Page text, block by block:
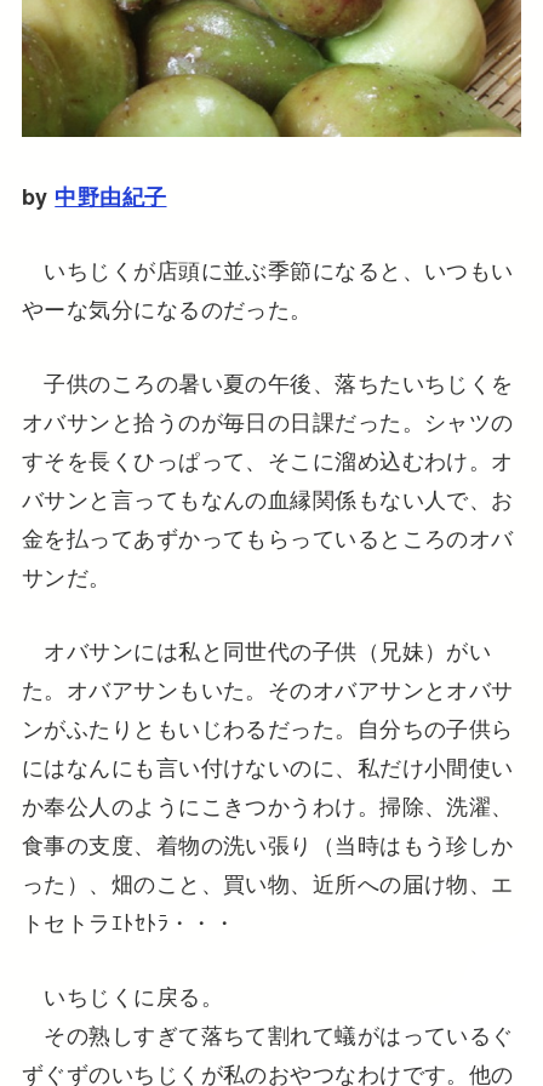
by 中野由紀子
いちじくが店頭に並ぶ季節になると、いつもい
やーな気分になるのだった。
子供のころの暑い夏の午後、落ちたいちじくを
オバサンと拾うのが毎日の日課だった。シャツの
すそを長くひっぱって、そこに溜め込むわけ。オ
バサンと言ってもなんの血縁関係もない人で、お
金を払ってあずかってもらっているところのオバ
サンだ。
オバサンには私と同世代の子供（兄妹）がい
た。オバアサンもいた。そのオバアサンとオバサ
ンがふたりともいじわるだった。自分ちの子供ら
にはなんにも言い付けないのに、私だけ小間使い
か奉公人のようにこきつかうわけ。掃除、洗濯、
食事の支度、着物の洗い張り（当時はもう珍しか
った）、畑のこと、買い物、近所への届け物、エ
トセトラｴﾄｾﾄﾗ・・・
いちじくに戻る。
その熟しすぎて落ちて割れて蟻がはっているぐ
ずぐずのいちじくが私のおやつなわけです。他の